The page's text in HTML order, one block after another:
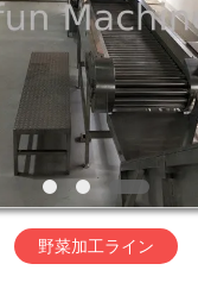
野菜加工ライン